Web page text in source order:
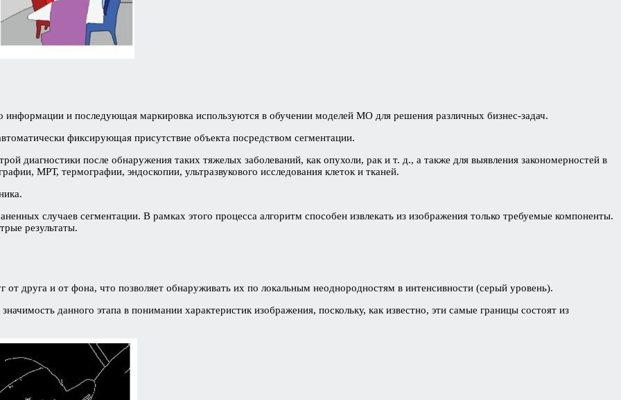
информации и последующая маркировка используются в обучении моделей МО для решения различных бизнес-задач.
фиксирующая присутствие объекта посредством сегментации.
диагностики после обнаружения таких тяжелых заболеваний, как опухоли, рак и т. д., а также для выявления закономерностей в
МРТ, термографии, эндоскопии, ультразвукового исследования клеток и тканей.
случаев сегментации. В рамках этого процесса алгоритм способен извлекать из изображения только требуемые компоненты.
результаты.
от друга и от фона, что позволяет обнаруживать их по локальным неоднородностям в интенсивности (серый уровень).
данного этапа в понимании характеристик изображения, поскольку, как известно, эти самые границы состоят из